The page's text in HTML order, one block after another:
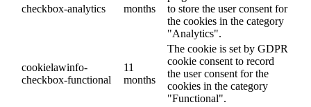
checkbox-analytics
months
to store the user consent for
the cookies in the category
"Analytics".
cookielawinfo-
checkbox-functional
11
months
The cookie is set by GDPR
cookie consent to record
the user consent for the
cookies in the category
"Functional".